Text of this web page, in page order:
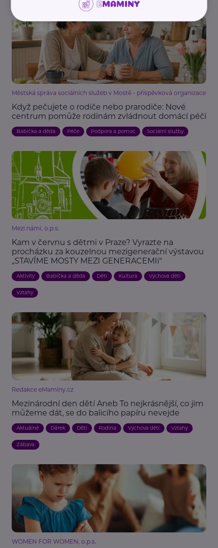
Městská správa sociálních služeb v Mostě - příspěvková organizace
Když pečujete o rodiče nebo prarodiče: Nové
centrum pomůže rodinám zvládnout domácí péči
Babička a děda Péče Podpora a pomoc Sociální služby
Mezi námi, o.p.s.
Kam v červnu s dětmi v Praze? Vyrazte na
procházku za kouzelnou mezigenerační výstavou
„STAVÍME MOSTY MEZI GENERACEMIi“
Aktivity Babička a děda Děti Kultura Výchova dětí
Vztahy
Redakce eMaminy.cz
Mezinárodní den dětí Aneb To nejkrásnější, co jim
můžeme dát, se do balicího papíru nevejde
Aktuálně Dárek Děti Rodina Výchova dětí Vztahy
Zábava
WOMEN FOR WOMEN, o.p.s.